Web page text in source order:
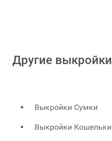
Другие выкройки
Выкройки Сумки
Выкройки Кошельки